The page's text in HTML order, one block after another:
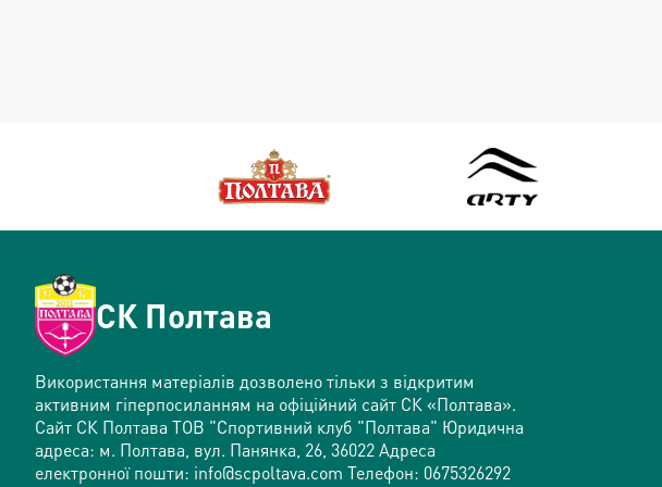
СК Полтава
Використання матеріалів дозволено тільки з відкритим
активним гіперпосиланням на офіційний сайт СК «Полтава».
Сайт СК Полтава ТОВ "Спортивний клуб "Полтава" Юридична
адреса: м. Полтава, вул. Панянка, 26, 36022 Адреса
електронної пошти: info@scpoltava.com Телефон: 0675326292